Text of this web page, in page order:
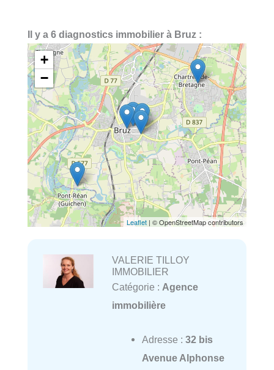
Il y a 6 diagnostics immobilier à Bruz :
+
−
Leaflet | © OpenStreetMap contributors
VALERIE TILLOY
IMMOBILIER
Catégorie : Agence
immobilière
Adresse : 32 bis
Avenue Alphonse